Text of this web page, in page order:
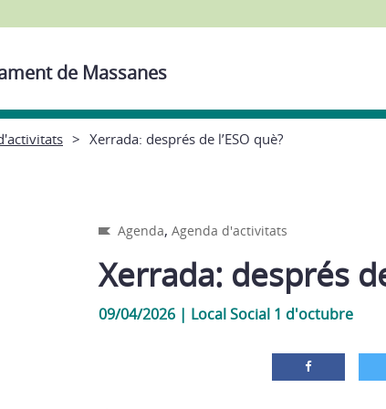
de Massanes
Xerrada: després de l’ESO què?
Agenda, Agenda d'activitats
Xerrada: després
09/04/2026 | Local Social 1 d'octubre